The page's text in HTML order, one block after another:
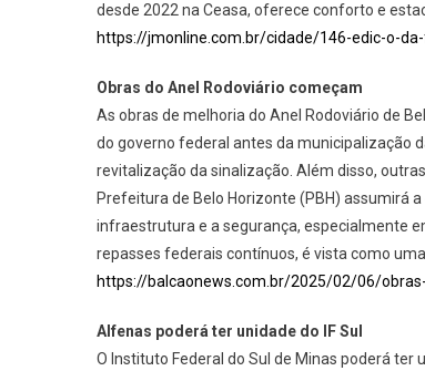
desde 2022 na Ceasa, oferece conforto e
https://jmonline.com.br/cidade/146-edic-o-
Obras do Anel Rodoviário começam
As obras de melhoria do Anel Rodoviário de
do governo federal antes da municipalização
revitalização da sinalização. Além disso,
Prefeitura de Belo Horizonte (PBH) assumirá
infraestrutura e a segurança, especialmente
repasses federais contínuos, é vista como
https://balcaonews.com.br/2025/02/06/
Alfenas poderá ter unidade do IF Sul
O Instituto Federal do Sul de Minas poderá